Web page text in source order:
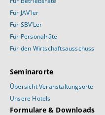
Für JAV’ler
Für SBV’Ler
Für Personalräte
Für den Wirtschaftsausschuss
Seminarorte
Übersicht Veranstaltungsorte
Unsere Hotels
Formulare & Downloads